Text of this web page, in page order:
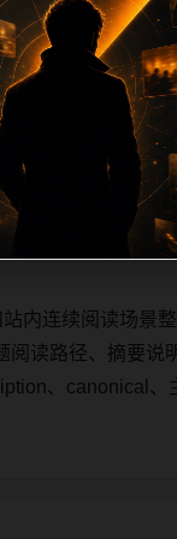
内连续阅读场景
读路径、摘要说
、canonical
内连续阅读场景
读路径、摘要说
、canonical